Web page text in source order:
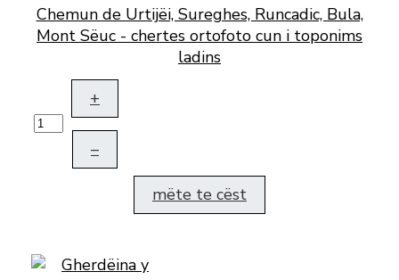
Chemun de Urtijëi, Sureghes, Runcadic, Bula,
Mont Sëuc - chertes ortofoto cun i toponims
ladins
+
–
mëte te cëst